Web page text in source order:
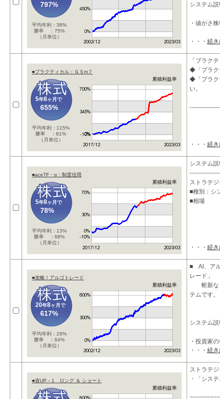
797%
平均年利：38%
勝率 ：75%
（月単位）
システム
・値がさ
・・・ 続
■プラクティカル：ＧＳm７
累積利益率
5年8ヶ月で
655%
平均年利：115%
勝率 ：81%
（月単位）
「プラク
◆「プラク
◆「プラク
い。
・・・ 続
■aceTF・α：制度信用
累積利益率
5年8ヶ月で
78%
平均年利：13%
勝率 ：68%
（月単位）
システム
ストラテ
■種別：シ
■相場
・・・ 続
■攻略！アルゴトレード
累積利益率
20年8ヶ月で
617%
平均年利：29%
勝率 ：64%
（月単位）
■ AI、アル
レード」
斬新なロ
テムです。
システム
・投資家
・・・ 続
■資UP－1 ロング ＆ ショート
累積利益率
ストラテ
・「シス